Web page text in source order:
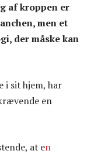
af kroppen er
men et
der måske kan
i sit hjem, har
en
at en